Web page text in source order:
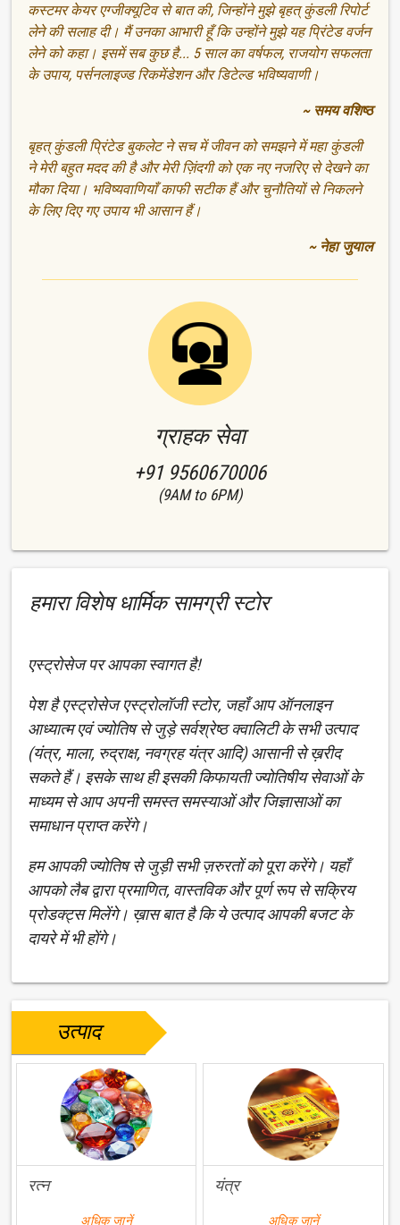
कस्टमर केयर एग्जीक्यूटिव से बात की, जिन्होंने मुझे बृहत् कुंडली रिपोर्ट
लेने की सलाह दी। मैं उनका आभारी हूँ कि उन्होंने मुझे यह प्रिंटेड वर्जन
लेने को कहा। इसमें सब कुछ है... 5 साल का वर्षफल, राजयोग सफलता
के उपाय, पर्सनलाइज्ड रिकमेंडेशन और डिटेल्ड भविष्यवाणी।
~ समय वशिष्ठ
बृहत् कुंडली प्रिंटेड बुकलेट ने सच में जीवन को समझने में महा कुंडली
ने मेरी बहुत मदद की है और मेरी ज़िंदगी को एक नए नजरिए से देखने का
मौका दिया। भविष्यवाणियाँ काफी सटीक हैं और चुनौतियों से निकलने
के लिए दिए गए उपाय भी आसान हैं।
~ नेहा जुयाल
ग्राहक सेवा
+91 9560670006
(9AM to 6PM)
हमारा विशेष धार्मिक सामग्री स्टोर
एस्ट्रोसेज पर आपका स्वागत है!
पेश है एस्ट्रोसेज एस्ट्रोलॉजी स्टोर, जहाँ आप ऑनलाइन
आध्यात्म एवं ज्योतिष से जुड़े सर्वश्रेष्ठ क्वालिटी के सभी उत्पाद
(यंत्र, माला, रुद्राक्ष, नवग्रह यंत्र आदि) आसानी से ख़रीद
सकते हैं। इसके साथ ही इसकी किफायती ज्योतिषीय सेवाओं के
माध्यम से आप अपनी समस्त समस्याओं और जिज्ञासाओं का
समाधान प्राप्त करेंगे।
हम आपकी ज्योतिष से जुड़ी सभी ज़रुरतों को पूरा करेंगे। यहाँ
आपको लैब द्वारा प्रमाणित, वास्तविक और पूर्ण रूप से सक्रिय
प्रोडक्ट्स मिलेंगे। ख़ास बात है कि ये उत्पाद आपकी बजट के
दायरे में भी होंगे।
उत्पाद
रत्न
अधिक जानें
यंत्र
अधिक जानें